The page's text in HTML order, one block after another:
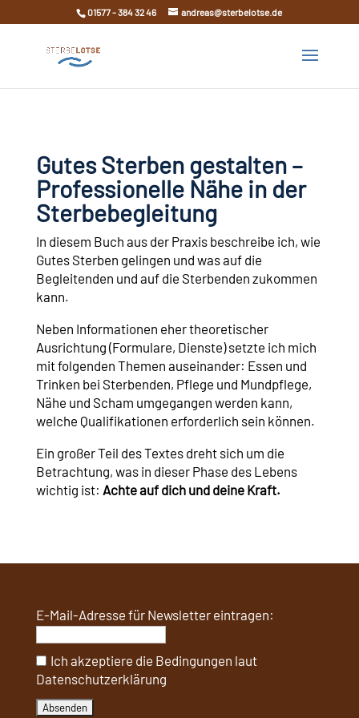
01577 - 384 32 46 andreas@sterbelotse.de
Gutes Sterben gestalten –
Professionelle Nähe in der
Sterbebegleitung
In diesem Buch aus der Praxis beschreibe ich, wie
Gutes Sterben gelingen und was auf die
Begleitenden und auf die Sterbenden zukommen
kann.
Neben Informationen eher theoretischer
Ausrichtung (Formulare, Dienste) setzte ich mich
mit folgenden Themen auseinander: Essen und
Trinken bei Sterbenden, Pflege und Mundpflege,
Nähe und Scham umgegangen werden kann,
welche Qualifikationen erforderlich sein können.
Ein großer Teil des Textes dreht sich um die
Betrachtung, was in dieser Phase des Lebens
wichtig ist: Achte auf dich und deine Kraft.
E-Mail-Adresse für Newsletter eintragen:
Ich akzeptiere die Bedingungen laut
Datenschutzerklärung